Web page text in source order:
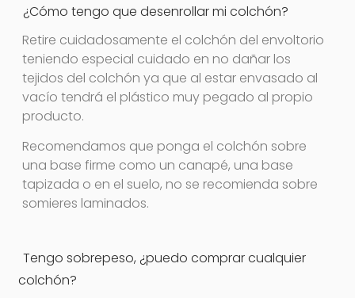
¿Cómo tengo que desenrollar mi colchón?
Retire cuidadosamente el colchón del envoltorio
teniendo especial cuidado en no dañar los
tejidos del colchón ya que al estar envasado al
vacío tendrá el plástico muy pegado al propio
producto.
Recomendamos que ponga el colchón sobre
una base firme como un canapé, una base
tapizada o en el suelo, no se recomienda sobre
somieres laminados.
Tengo sobrepeso, ¿puedo comprar cualquier
colchón?